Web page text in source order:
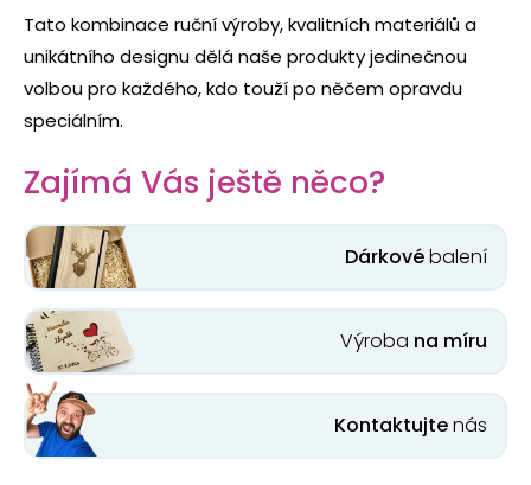
Tato kombinace ruční výroby, kvalitních materiálů a
unikátního designu dělá naše produkty jedinečnou
volbou pro každého, kdo touží po něčem opravdu
speciálním.
Zajímá Vás ještě něco?
Dárkovébalení
Výroba na míru
Kontaktujtenás